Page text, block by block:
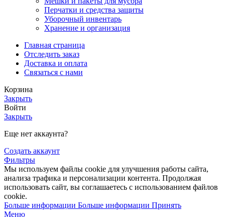
Перчатки и средства защиты
Уборочный инвентарь
Хранение и организация
Главная страница
Отследить заказ
Доставка и оплата
Связаться с нами
Корзина
Закрыть
Войти
Закрыть
Еще нет аккаунта?
Создать аккаунт
Фильтры
Мы используем файлы cookie для улучшения работы сайта,
анализа трафика и персонализации контента. Продолжая
использовать сайт, вы соглашаетесь с использованием файлов
cookie.
Больше информации Больше информации Принять
Меню